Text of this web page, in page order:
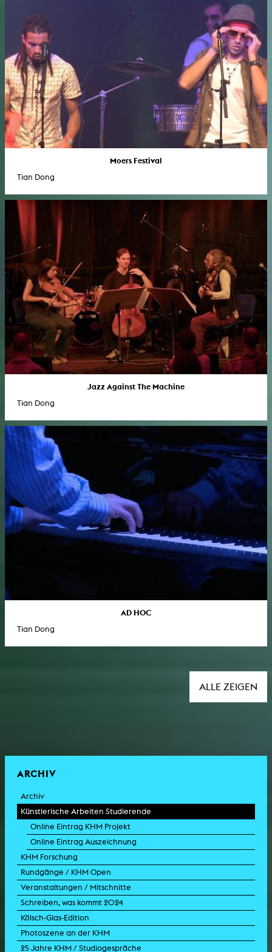
Moers Festival
Tian Dong
Jazz Against The Machine
Tian Dong
AD HOC
Tian Dong
ALLE ZEIGEN
ARCHIV
Archiv
Künstlerische Arbeiten Studierende
Online Eintrag KHM Projekt
Online Eintrag Auszeichnung
KHM Forschung
Rundgänge / KHM Open
Veranstaltungen / Mitschnitte
Schreiben, was kommt 2024
Kölsch-Glas-Edition
Photoszene an der KHM
25 Jahre KHM / Studiogespräche